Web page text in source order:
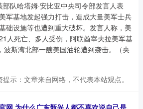
队哈塔姆·安比亚中央司令部发言人表
军基地发起强力打击，造成大量美军士兵
础设施等也遭到重大破坏。发言人称，美
人死亡、多人受伤，阿联酋宰夫拉美军基
波斯湾北部一艘美国油轮遭到袭击。（央
提示：文章来自网络，不代表本站观点。